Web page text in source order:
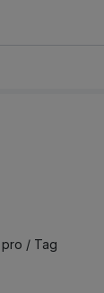
Hunde im Hotel erlaubt für 10,00 € pro / Tag